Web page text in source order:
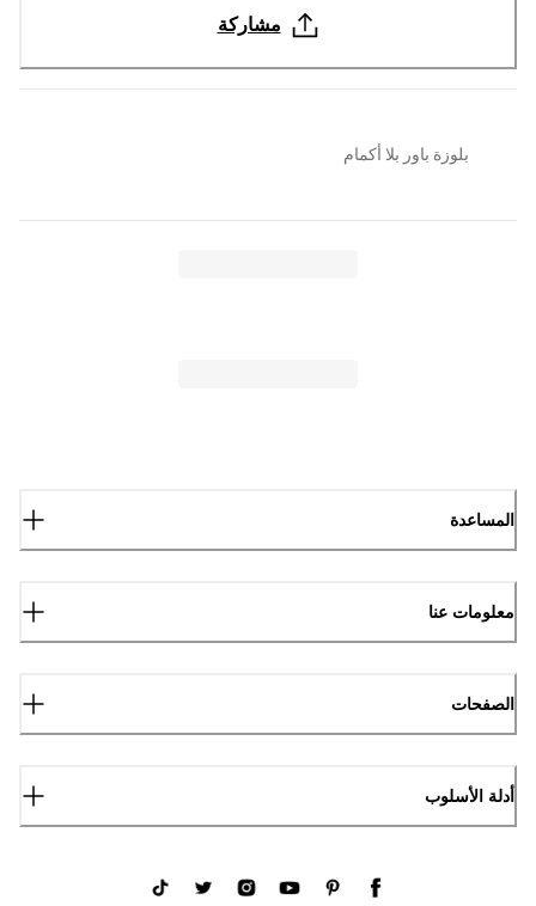
مشاركة
بلوزة باور بلا أكمام
المساعدة
معلومات عنا
الصفحات
أدلة الأسلوب